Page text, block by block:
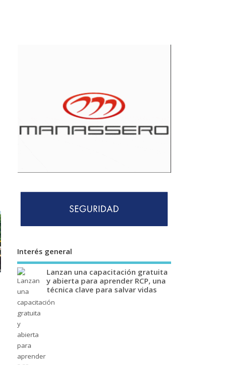
Interés general
Lanzan una capacitación gratuita
y abierta para aprender RCP, una
técnica clave para salvar vidas